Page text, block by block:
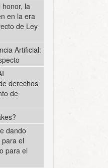
la
en la era
de Ley
Artificial:
derechos
de
dando
el
para el